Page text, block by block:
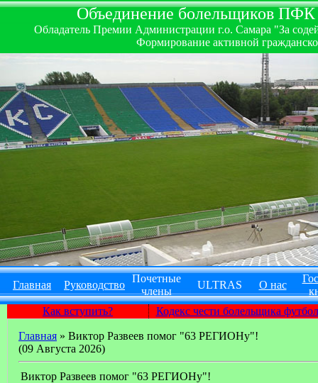
Объединение болельщиков
Обладатель Премии Администрации г.о. Самара "За
Формирование активной
Главная Руководство
Почетные
члены
ULTRAS О нас
Как вступить?
Кодекс чести болельщика
Главная » Виктор Развеев помог "63 РЕГИОНу"!
(09 Августа 2026)
Виктор Развеев помог "63 РЕГИОНу"!